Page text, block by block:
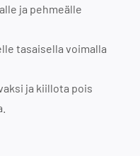
ja pehmeälle
tasaisella voimalla
ja kiillota pois